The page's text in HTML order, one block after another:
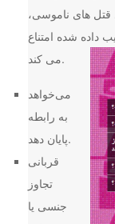
قتل های ناموسی،
داده شده امتناع
می کند.
می‌خواهد
به رابطه
پایان دهد.
قربانی
تجاوز
جنسی یا